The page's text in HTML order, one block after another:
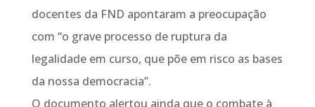
docentes da FND apontaram a preocupação
com “o grave processo de ruptura da
legalidade em curso, que põe em risco as bases
da nossa democracia”.
O documento alertou ainda que o combate à